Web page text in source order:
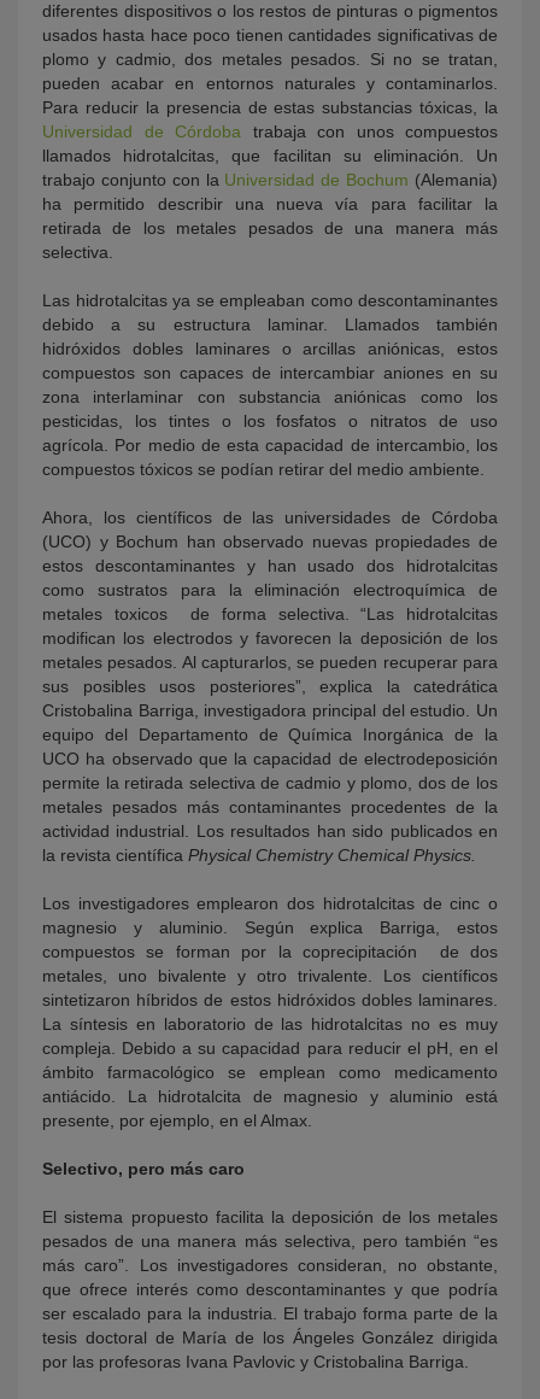
diferentes dispositivos o los restos de pinturas o pigmentos
usados hasta hace poco tienen cantidades significativas de
plomo y cadmio, dos metales pesados. Si no se tratan,
pueden acabar en entornos naturales y contaminarlos.
Para reducir la presencia de estas substancias tóxicas, la
Universidad de Córdoba trabaja con unos compuestos
llamados hidrotalcitas, que facilitan su eliminación. Un
trabajo conjunto con la Universidad de Bochum (Alemania)
ha permitido describir una nueva vía para facilitar la
retirada de los metales pesados de una manera más
selectiva.
Las hidrotalcitas ya se empleaban como descontaminantes
debido a su estructura laminar. Llamados también
hidróxidos dobles laminares o arcillas aniónicas, estos
compuestos son capaces de intercambiar aniones en su
zona interlaminar con substancia aniónicas como los
pesticidas, los tintes o los fosfatos o nitratos de uso
agrícola. Por medio de esta capacidad de intercambio, los
compuestos tóxicos se podían retirar del medio ambiente.
Ahora, los científicos de las universidades de Córdoba
(UCO) y Bochum han observado nuevas propiedades de
estos descontaminantes y han usado dos hidrotalcitas
como sustratos para la eliminación electroquímica de
metales toxicos de forma selectiva. “Las hidrotalcitas
modifican los electrodos y favorecen la deposición de los
metales pesados. Al capturarlos, se pueden recuperar para
sus posibles usos posteriores”, explica la catedrática
Cristobalina Barriga, investigadora principal del estudio. Un
equipo del Departamento de Química Inorgánica de la
UCO ha observado que la capacidad de electrodeposición
permite la retirada selectiva de cadmio y plomo, dos de los
metales pesados más contaminantes procedentes de la
actividad industrial. Los resultados han sido publicados en
la revista científica Physical Chemistry Chemical Physics.
Los investigadores emplearon dos hidrotalcitas de cinc o
magnesio y aluminio. Según explica Barriga, estos
compuestos se forman por la coprecipitación de dos
metales, uno bivalente y otro trivalente. Los científicos
sintetizaron híbridos de estos hidróxidos dobles laminares.
La síntesis en laboratorio de las hidrotalcitas no es muy
compleja. Debido a su capacidad para reducir el pH, en el
ámbito farmacológico se emplean como medicamento
antiácido. La hidrotalcita de magnesio y aluminio está
presente, por ejemplo, en el Almax.
Selectivo, pero más caro
El sistema propuesto facilita la deposición de los metales
pesados de una manera más selectiva, pero también “es
más caro”. Los investigadores consideran, no obstante,
que ofrece interés como descontaminantes y que podría
ser escalado para la industria. El trabajo forma parte de la
tesis doctoral de María de los Ángeles González dirigida
por las profesoras Ivana Pavlovic y Cristobalina Barriga.